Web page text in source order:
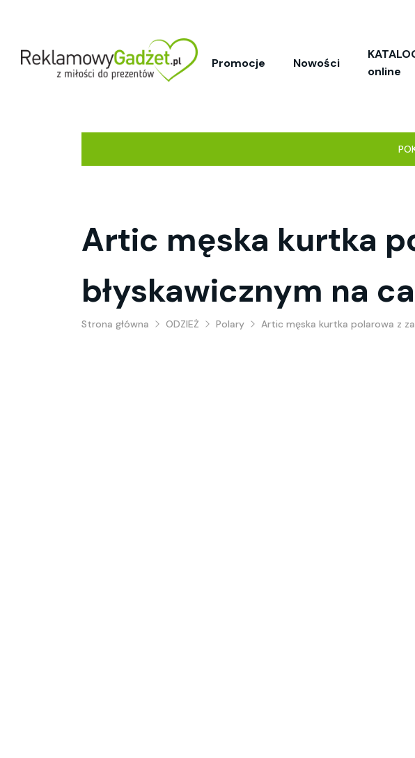
Promocje Nowości
online
Artic męska kurtka
błyskawicznym na
Strona główna ODZIEŻ Polary Artic męska kurtka polarowa z